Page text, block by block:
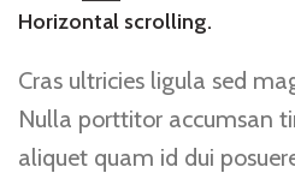
Horizontal scrolling.
Cras ultricies ligula sed
Nulla porttitor accumsan
aliquet quam id dui